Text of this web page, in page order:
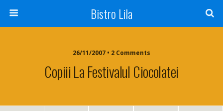
Bistro Lila
26/11/2007 • 2 Comments
Copiii La Festivalul Ciocolatei